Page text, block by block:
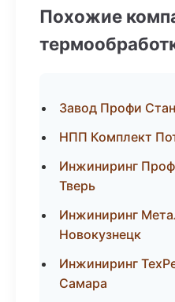
Похожие
Завод Профи
НПП Комплект
Инжиниринг
Тверь
Инжиниринг
Новокузнецк
Инжиниринг
Самара